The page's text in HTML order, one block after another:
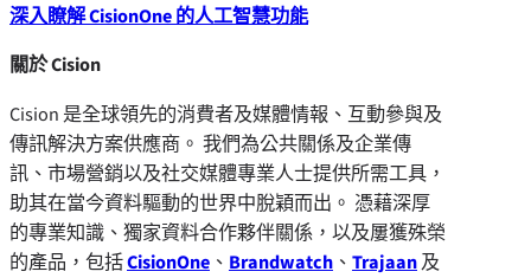
深入瞭解 CisionOne 的人工智慧功能
關於 Cision
Cision 是全球領先的消費者及媒體情報、互動參與及
傳訊解決方案供應商。 我們為公共關係及企業傳
訊、市場營銷以及社交媒體專業人士提供所需工具，
助其在當今資料驅動的世界中脫穎而出。 憑藉深厚
的專業知識、獨家資料合作夥伴關係，以及屢獲殊榮
的產品，包括CisionOne 、 Brandwatch 、 Trajaan及